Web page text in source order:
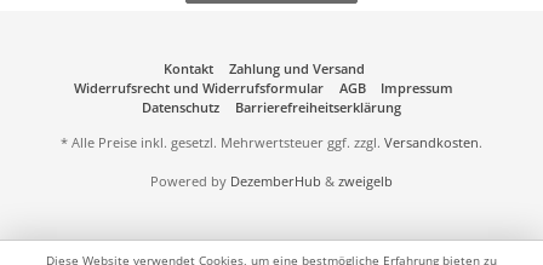
Kontakt
Zahlung und Versand
Widerrufsrecht und Widerrufsformular
AGB
Impressum
Datenschutz
Barrierefreiheitserklärung
* Alle Preise inkl. gesetzl. Mehrwertsteuer ggf. zzgl. Versandkosten.
Powered by DezemberHub & zweigelb
Diese Website verwendet Cookies, um eine bestmögliche Erfahrung bieten zu